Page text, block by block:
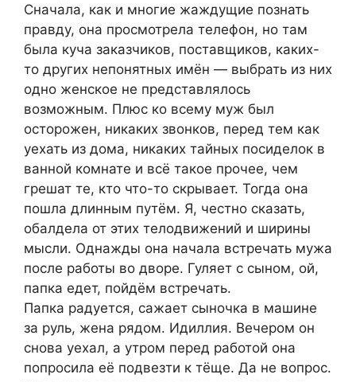
Сначала, как и многие жаждущие познать
правду, она просмотрела телефон, но там
была куча заказчиков, поставщиков, каких-
то других непонятных имён — выбрать из них
одно женское не представлялось
возможным. Плюс ко всему муж был
осторожен, никаких звонков, перед тем как
уехать из дома, никаких тайных посиделок в
ванной комнате и всё такое прочее, чем
грешат те, кто что-то скрывает. Тогда она
пошла длинным путём. Я, честно сказать,
обалдела от этих телодвижений и ширины
мысли. Однажды она начала встречать мужа
после работы во дворе. Гуляет с сыном, ой,
папка едет, пойдём встречать.
Папка радуется, сажает сыночка в машине
за руль, жена рядом. Идиллия. Вечером он
снова уехал, а утром перед работой она
попросила её подвезти к тёще. Да не вопрос.